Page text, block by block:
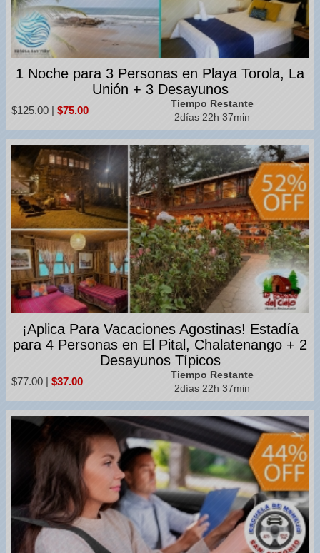
1 Noche para 3 Personas en Playa Torola, La
Unión + 3 Desayunos
$125.00 | $75.00
Tiempo Restante
2días 22h 37min
¡Aplica Para Vacaciones Agostinas! Estadía
para 4 Personas en El Pital, Chalatenango + 2
Desayunos Típicos
$77.00 | $37.00
Tiempo Restante
2días 22h 37min